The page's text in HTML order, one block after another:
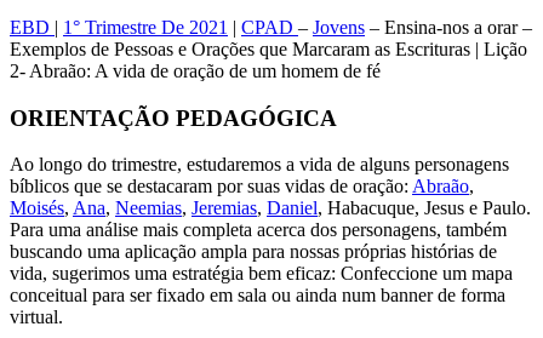
EBD | 1° Trimestre De 2021 | CPAD – Jovens – Ensina-nos a orar –
Exemplos de Pessoas e Orações que Marcaram as Escrituras | Lição
2- Abraão: A vida de oração de um homem de fé
ORIENTAÇÃO PEDAGÓGICA
Ao longo do trimestre, estudaremos a vida de alguns personagens
bíblicos que se destacaram por suas vidas de oração: Abraão,
Moisés, Ana, Neemias, Jeremias, Daniel, Habacuque, Jesus e Paulo.
Para uma análise mais completa acerca dos personagens, também
buscando uma aplicação ampla para nossas próprias histórias de
vida, sugerimos uma estratégia bem eficaz: Confeccione um mapa
conceitual para ser fixado em sala ou ainda num banner de forma
virtual.